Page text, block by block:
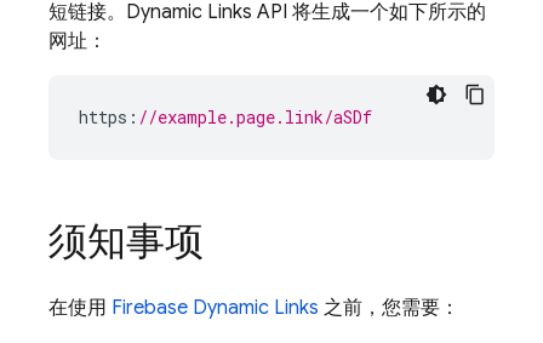
短链接。Dynamic Links API 将生成一个如下所示的
网址：
https : //example.page.link/aSDf
须知事项
在使用 Firebase Dynamic Links 之前，您需要：